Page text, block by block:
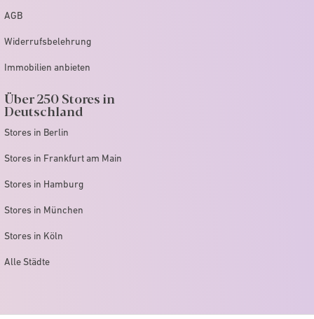
AGB
Widerrufsbelehrung
Immobilien anbieten
Über 250 Stores in
Deutschland
Stores in Berlin
Stores in Frankfurt am Main
Stores in Hamburg
Stores in München
Stores in Köln
Alle Städte